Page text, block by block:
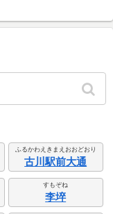
ふるかわえきまえおおどおり
古川駅前大通
すもぞね
李埣